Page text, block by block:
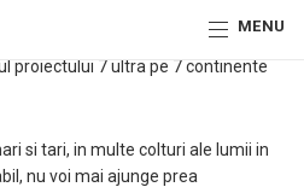
MENU
proiectului 7 ultra pe 7 continente
si tari, in multe colturi ale lumii in
nu voi mai ajunge prea